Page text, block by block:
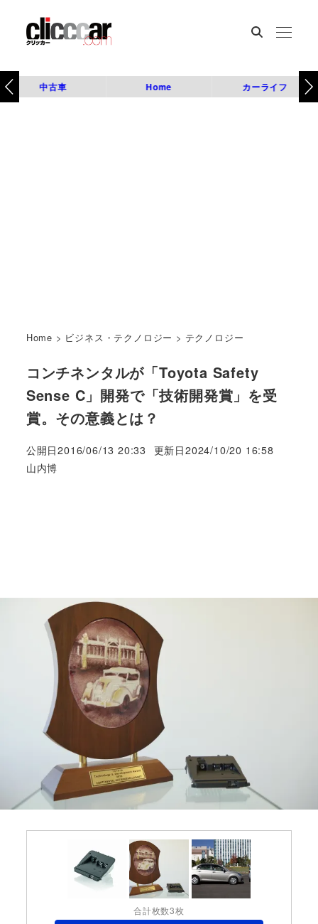
中古車 Home カーライフ
Home > ビジネス・テクノロジー > テクノロジー
コンチネンタルが「Toyota Safety
Sense C」開発で「技術開発賞」を受
賞。その意義とは？
公開日2016/06/13 20:33 更新日2024/10/20 16:58
著
山内博
合計枚数3枚